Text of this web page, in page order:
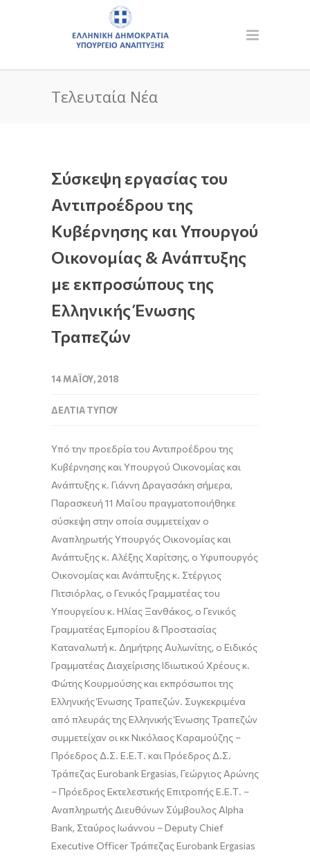
Τελευταία Νέα
Σύσκεψη εργασίας του
Αντιπροέδρου της
Κυβέρνησης και Υπουργού
Οικονομίας & Ανάπτυξης
με εκπροσώπους της
Ελληνικής Ένωσης
Τραπεζών
14 ΜΑΪ́ΟΥ, 2018
ΔΕΛΤΊΑ ΤΎΠΟΥ
Υπό την προεδρία του Αντιπροέδρου της
Κυβέρνησης και Υπουργού Οικονομίας και
Ανάπτυξης κ. Γιάννη Δραγασάκη σήμερα,
Παρασκευή 11 Μαΐου πραγματοποιήθηκε
σύσκεψη στην οποία συμμετείχαν ο
Αναπληρωτής Υπουργός Οικονομίας και
Ανάπτυξης κ. Αλέξης Χαρίτσης, ο Υφυπουργός
Οικονομίας και Ανάπτυξης κ. Στέργιος
Πιτσιόρλας, ο Γενικός Γραμματέας του
Υπουργείου κ. Ηλίας Ξανθάκος, ο Γενικός
Γραμματέας Εμπορίου & Προστασίας
Καταναλωτή κ. Δημήτρης Αυλωνίτης, ο Ειδικός
Γραμματέας Διαχείρισης Ιδιωτικού Χρέους κ.
Φώτης Κουρμούσης και εκπρόσωποι της
Ελληνικής Ένωσης Τραπεζών. Συγκεκριμένα
από πλευράς της Ελληνικής Ένωσης Τραπεζών
συμμετείχαν οι κκ Νικόλαος Καραμούζης –
Πρόεδρος Δ.Σ. Ε.Ε.Τ. και Πρόεδρος Δ.Σ.
Τράπεζας Eurobank Ergasias, Γεώργιος Αρώνης
– Πρόεδρος Εκτελεστικής Επιτροπής Ε.Ε.Τ. –
Αναπληρωτής Διευθύνων Σύμβουλος Alpha
Bank, Σταύρος Ιωάννου – Deputy Chief
Executive Officer Τράπεζας Eurobank Ergasias